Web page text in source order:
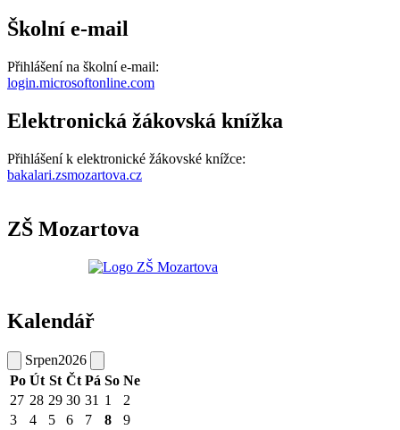
Školní e-mail
Přihlášení na školní e-mail:
login.microsoftonline.com
Elektronická žákovská knížka
Přihlášení k elektronické žákovské knížce:
bakalari.zsmozartova.cz
ZŠ Mozartova
Kalendář
Srpen2026
Po Út St Čt Pá So Ne
27 28 29 30 31 1
2
3
4 5 6 7 8
9